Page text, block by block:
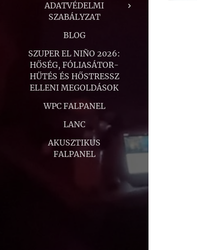
ADATVÉDELMI
SZABÁLYZAT
BLOG
SZUPER EL NIÑO 2026:
HŐSÉG, FÓLIASÁTOR-
HŰTÉS ÉS HŐSTRESSZ
ELLENI MEGOLDÁSOK
WPC FALPANEL
LANC
AKUSZTIKUS
FALPANEL